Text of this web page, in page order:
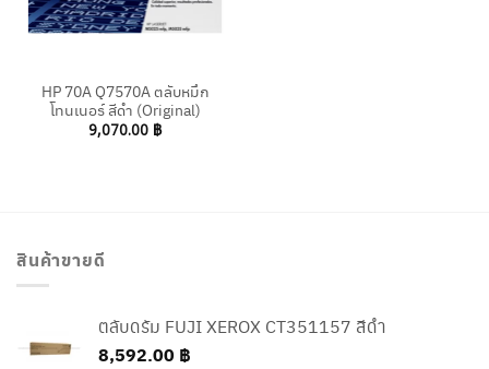
HP 70A Q7570A ตลับหมึก
โทนเนอร์ สีดำ (Original)
9,070.00 ฿
สินค้าขายดี
ตลับดรัม FUJI XEROX CT351157 สีดำ
8,592.00 ฿